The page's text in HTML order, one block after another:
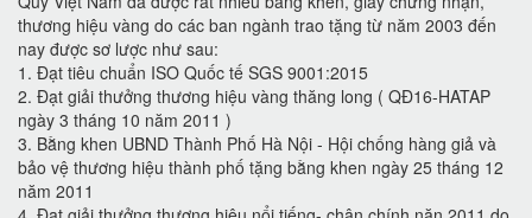
thương hiệu vàng do các ban ngành trao tặng từ năm 2003 đến
nay được sơ lược như sau:
1. Đạt tiêu chuẩn ISO Quốc tế SGS 9001:2015
2. Đạt giải thưởng thương hiệu vàng thăng long ( QĐ16-HATAP
ngày 3 tháng 10 năm 2011 )
3. Bằng khen UBND Thành Phố Hà Nội - Hội chống hàng giả và
bảo vệ thương hiệu thành phố tặng bằng khen ngày 25 tháng 12
năm 2011